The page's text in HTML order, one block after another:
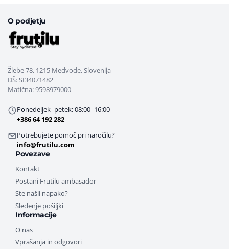
O podjetju
Žlebe 78, 1215 Medvode, Slovenija
DŠ: SI34071482
Matična: 9598979000
Ponedeljek–petek: 08:00–16:00
+386 64 192 282
Potrebujete pomoč pri naročilu?
info@frutilu.com
Povezave
Kontakt
Postani Frutilu ambasador
Ste našli napako?
Sledenje pošiljki
Informacije
O nas
Vprašanja in odgovori